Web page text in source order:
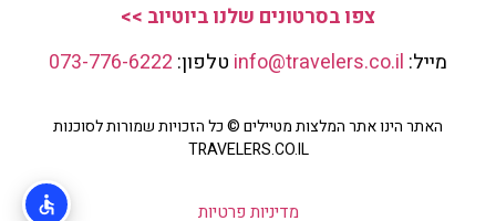
צפו בסרטונים שלנו ביוטיוב >>
מייל:
טלפון: 073-776-6222
האתר הינו אתר המלצות מטיילים © כל הזכויות שמורות לסוכנות
TRAVELERS.CO.IL
מדיניות פרטיות